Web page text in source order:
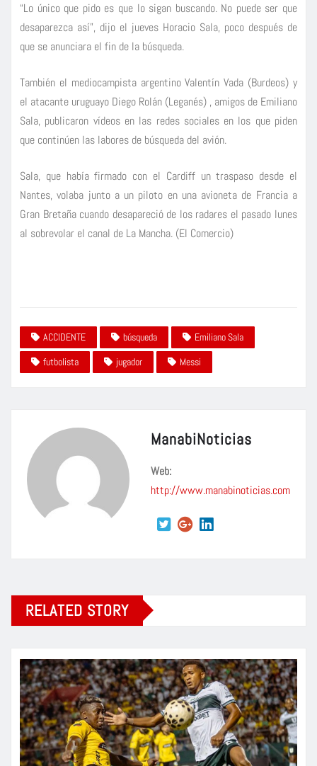
“Lo único que pido es que lo sigan buscando. No puede ser que
desaparezca así”, dijo el jueves Horacio Sala, poco después de
que se anunciara el fin de la búsqueda.
También el mediocampista argentino Valentín Vada (Burdeos) y
el atacante uruguayo Diego Rolán (Leganés) , amigos de Emiliano
Sala, publicaron vídeos en las redes sociales en los que piden
que continúen las labores de búsqueda del avión.
Sala, que había firmado con el Cardiff un traspaso desde el
Nantes, volaba junto a un piloto en una avioneta de Francia a
Gran Bretaña cuando desapareció de los radares el pasado lunes
al sobrevolar el canal de La Mancha. (El Comercio)
ACCIDENTE búsqueda
Emiliano Sala
futbolista
jugador Messi
ManabiNoticias
Web:
http://www.manabinoticias.com
RELATED STORY